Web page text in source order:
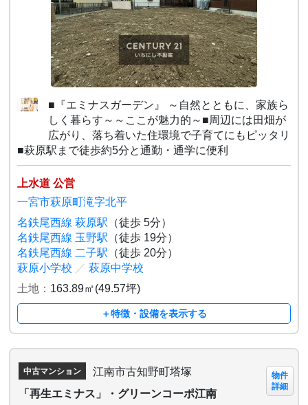
■『エミナスガーデン』 ～自然とともに、家族ら
しく暮らす～～ここが魅力的～■周辺には田畑が
広がり、落ち着いた住環境で子育てにもピッタリ
■萩原駅まで徒歩約5分と通勤・通学に便利
上水道 公営
一宮市萩原町滝字北平
名鉄尾西線 萩原駅 （徒歩 5分）
名鉄尾西線 玉野駅 （徒歩 19分）
名鉄尾西線 二子駅 （徒歩 20分）
萩原小学校 ／ 萩原中学校
土地： 163.89㎡(49.57坪)
＋特徴・設備を表示する
中古マンション
江南市古知野町塔塚
「再生エミナス」・グリーンコーポ江南
物件
詳細